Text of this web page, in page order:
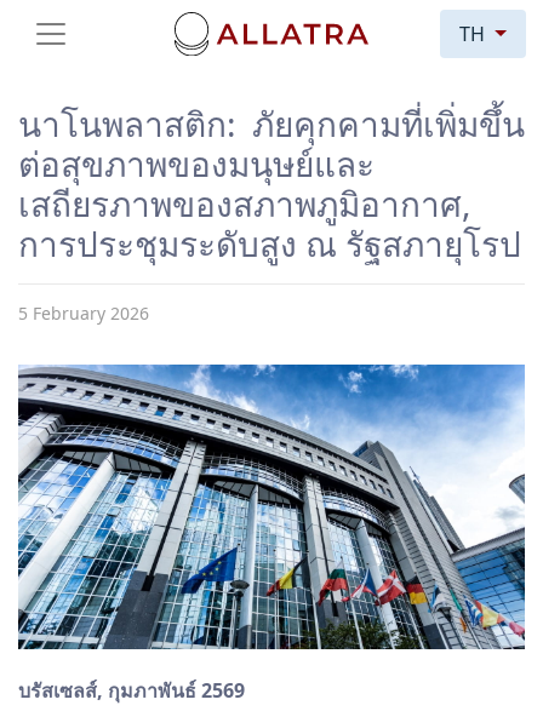
TH
นาโนพลาสติก: ภัยคุกคามที่เพิ่มขึ้น
ต่อสุขภาพของมนุษย์และ
เสถียรภาพของสภาพภูมิอากาศ,
การประชุมระดับสูง ณ รัฐสภายุโรป
5 February 2026
บรัสเซลส์, กุมภาพันธ์ 2569